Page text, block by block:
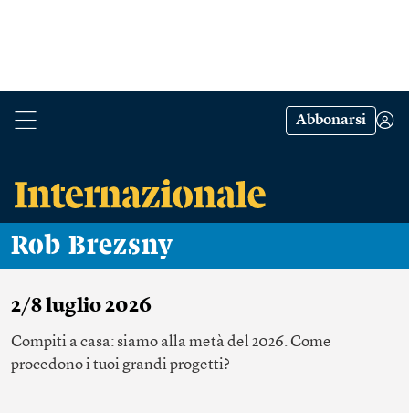
Abbonarsi
Rob Brezsny
2/8 luglio 2026
Compiti a casa: siamo alla metà del 2026. Come
procedono i tuoi grandi progetti?